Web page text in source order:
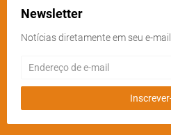
Newsletter
Notícias diretamente em seu e-mail.